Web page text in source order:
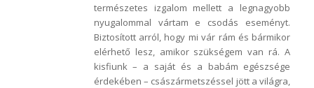
természetes izgalom mellett a legnagyobb
nyugalommal vártam e csodás eseményt.
Biztosított arról, hogy mi vár rám és bármikor
elérhető lesz, amikor szükségem van rá. A
kisfiunk – a saját és a babám egészsége
érdekében – császármetszéssel jött a világra,